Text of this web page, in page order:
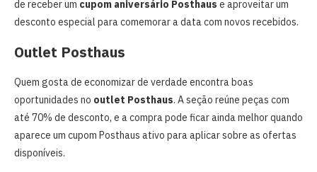
de receber um cupom aniversário Posthaus e aproveitar um
desconto especial para comemorar a data com novos recebidos.
Outlet Posthaus
Quem gosta de economizar de verdade encontra boas
oportunidades no outlet Posthaus. A seção reúne peças com
até 70% de desconto, e a compra pode ficar ainda melhor quando
aparece um cupom Posthaus ativo para aplicar sobre as ofertas
disponíveis.